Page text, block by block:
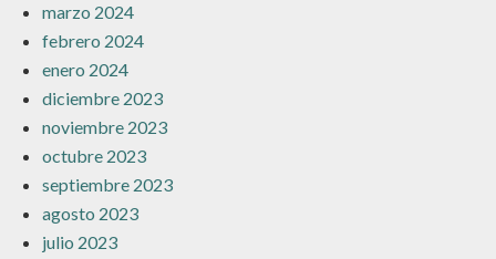
marzo 2024
febrero 2024
enero 2024
diciembre 2023
noviembre 2023
octubre 2023
septiembre 2023
agosto 2023
julio 2023